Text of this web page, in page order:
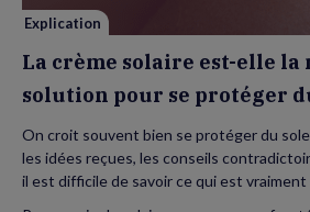
protéger
soleil
Explication
La crème solaire est-elle
solution pour se protéger
On croit souvent bien se protéger du
les idées reçues, les conseils
il est difficile de savoir ce qui est vraiment